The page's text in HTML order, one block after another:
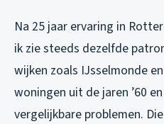
Na 25 jaar ervaring in
ik zie steeds dezelfde
wijken zoals IJsselmonde
woningen uit de jaren ’60
vergelijkbare problemen.